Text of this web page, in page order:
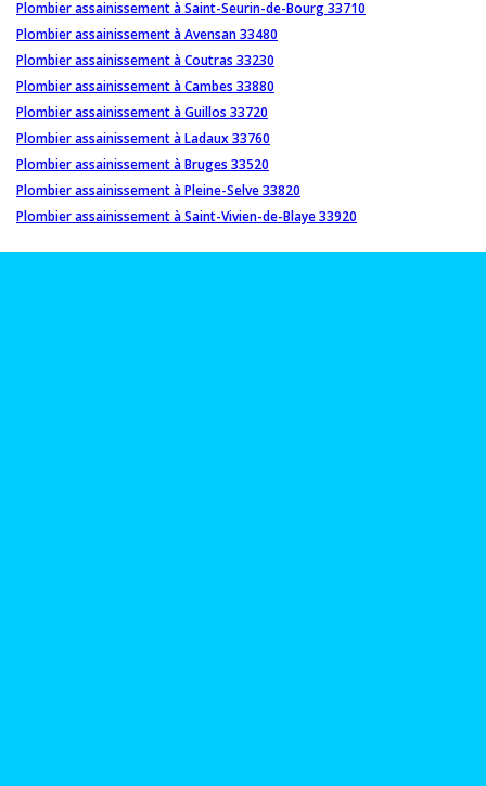
Plombier assainissement à Saint-Seurin-de-Bourg 33710
Plombier assainissement à Avensan 33480
Plombier assainissement à Coutras 33230
Plombier assainissement à Cambes 33880
Plombier assainissement à Guillos 33720
Plombier assainissement à Ladaux 33760
Plombier assainissement à Bruges 33520
Plombier assainissement à Pleine-Selve 33820
Plombier assainissement à Saint-Vivien-de-Blaye 33920